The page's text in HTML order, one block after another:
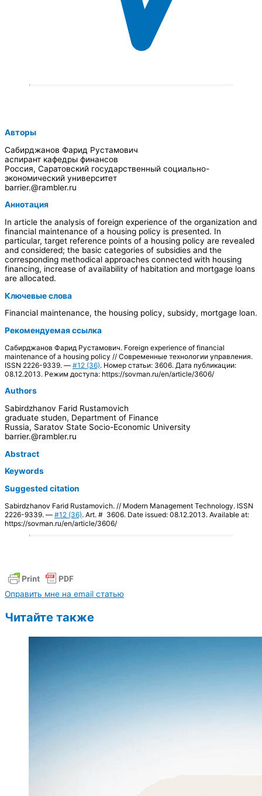
Авторы
Сабирджанов Фарид Рустамович
аспирант кафедры финансов
Россия, Саратовский государственный социально-
экономический университет
barrier.@rambler.ru
Аннотация
In article the analysis of foreign experience of the organization and
financial maintenance of a housing policy is presented. In
particular, target reference points of a housing policy are revealed
and considered; the basic categories of subsidies and the
corresponding methodical approaches connected with housing
financing, increase of availability of habitation and mortgage loans
are allocated.
Ключевые слова
Financial maintenance, the housing policy, subsidy, mortgage loan.
Рекомендуемая ссылка
Сабирджанов Фарид Рустамович. Foreign experience of financial
maintenance of a housing policy // Современные технологии управления.
ISSN 2226-9339. — #12 (36). Номер статьи: 3606. Дата публикации:
08.12.2013. Режим доступа: https://sovman.ru/en/article/3606/
Authors
Sabirdzhanov Farid Rustamovich
graduate studen, Department of Finance
Russia, Saratov State Socio-Economic University
barrier.@rambler.ru
Abstract
Keywords
Suggested citation
Sabirdzhanov Farid Rustamovich. // Modern Management Technology. ISSN
2226-9339. — #12 (36). Art. # 3606. Date issued: 08.12.2013. Available at:
https://sovman.ru/en/article/3606/
Оправить мне на email статью
Читайте также